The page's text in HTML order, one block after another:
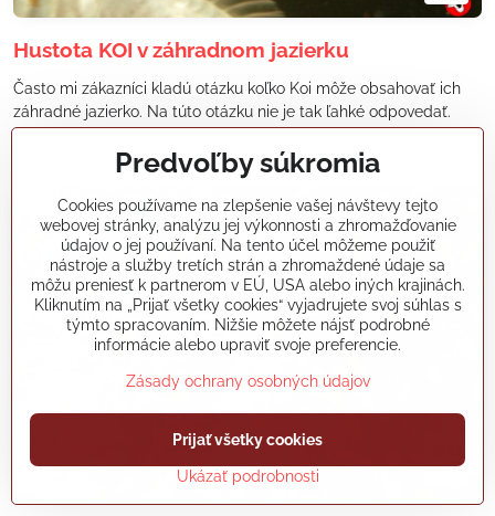
Hustota KOI v záhradnom jazierku
Často mi zákazníci kladú otázku koľko Koi môže obsahovať ich
záhradné jazierko. Na túto otázku nie je tak ľahké odpovedať.
5961
Predvoľby súkromia
Cookies používame na zlepšenie vašej návštevy tejto
webovej stránky, analýzu jej výkonnosti a zhromažďovanie
údajov o jej používaní. Na tento účel môžeme použiť
nástroje a služby tretích strán a zhromaždené údaje sa
môžu preniesť k partnerom v EÚ, USA alebo iných krajinách.
Kliknutím na „Prijať všetky cookies“ vyjadrujete svoj súhlas s
týmto spracovaním. Nižšie môžete nájsť podrobné
informácie alebo upraviť svoje preferencie.
Zásady ochrany osobných údajov
Ukázať podrobnosti
Prijať všetky cookies